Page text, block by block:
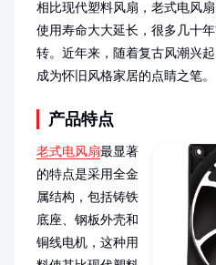
相比现代塑料风扇，老式电风
使用寿命大大延长，很多几十
转。近年来，随着复古风潮兴
成为怀旧风格家居的点睛之笔。
产品特点
老式电风扇最显著
的特点是采用全金
属结构，包括铸铁
底座、钢板外壳和
铜线电机，这种用